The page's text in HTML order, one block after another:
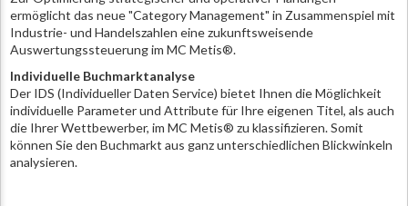
ermöglicht das neue "Category Management" in Zusammenspiel mit
Industrie- und Handelszahlen eine zukunftsweisende
Auswertungssteuerung im MC Metis®.
Individuelle Buchmarktanalyse
Der IDS (Individueller Daten Service) bietet Ihnen die Möglichkeit
individuelle Parameter und Attribute für Ihre eigenen Titel, als auch
die Ihrer Wettbewerber, im MC Metis® zu klassifizieren. Somit
können Sie den Buchmarkt aus ganz unterschiedlichen Blickwinkeln
analysieren.